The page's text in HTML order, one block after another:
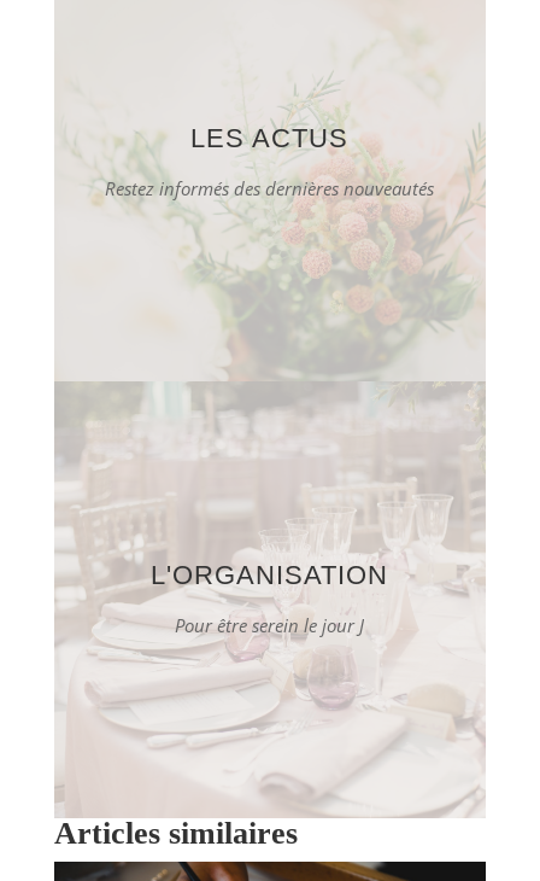
LES ACTUS
Restez informés des dernières nouveautés
L'ORGANISATION
Pour être serein le jour J
Articles similaires